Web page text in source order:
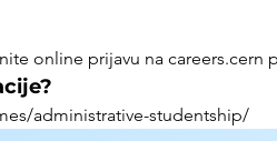
online prijavu na careers.cern
administrative-studentship/